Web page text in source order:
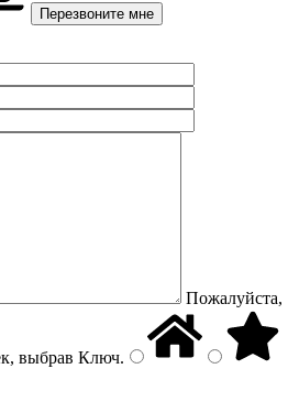
Пожалуйста,
выбрав Ключ.